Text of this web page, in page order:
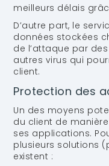
meilleurs délais
D’autre part, le
données stockées
de l’attaque par
autres virus qui
client.
Protection des
Un des moyens
du client de
ses applications.
plusieurs solutions
existent :